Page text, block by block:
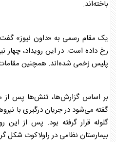
باخته‌اند.
یک مقام رسمی به «داون نیوز»
پلیس زخمی شده‌اند. همچنین مقامات از بازداشت 30
بر اساس گزارش‌ها، تنش‌ها پس از
گفته می‌شود در جریان درگیری با
گلوله قرار گرفته بود. پس از این
بیمارستان نظامی در راولاکوت شکل